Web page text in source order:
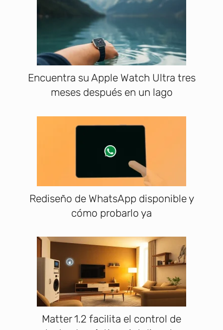
Encuentra su Apple Watch Ultra tres
meses después en un lago
Rediseño de WhatsApp disponible y
cómo probarlo ya
Matter 1.2 facilita el control de